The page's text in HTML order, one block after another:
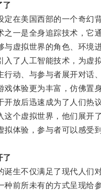
了
美国西部的一个奇幻背
是全身追踪技术，它通
虚拟世界的角色、环境进
了人工智能技术，为虚拟
动、与参与者展开对话、
体验更为丰富，仿佛置身
放后迅速成为了人们热议
个虚拟世界，他们展开了
验，参与者可以感受到
了
不仅满足了现代人们对
所未有的方式呈现给参